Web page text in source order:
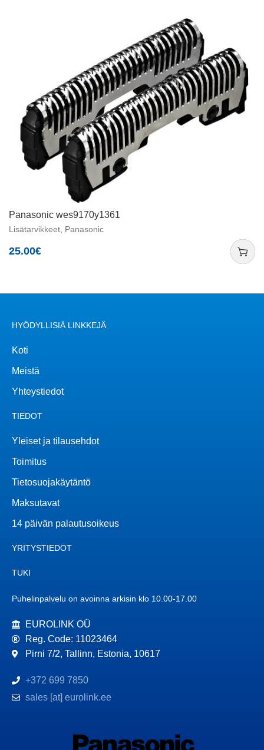
Panasonic wes9170y1361
Lisätarvikkeet Panasonic
25.00€
HYÖDYLLISIÄ LINKKEJÄ
Koti
Meistä
Yhteystiedot
TIEDOT
Yleiset ja tilausehdot
Toimitus
Tietosuojakäytäntö
Maksutavat
14 päivän palautusoikeus
YRITYSTIEDOT
TUKI
Puhelinpalvelu on avoinna arkisin klo 10.00-17.00
EUROLINK OÜ
Reg. Code: 11023464
Pirni 7/2, Tallinn, Estonia, 10617
+372 699 7850
sales [at] eurolink.ee